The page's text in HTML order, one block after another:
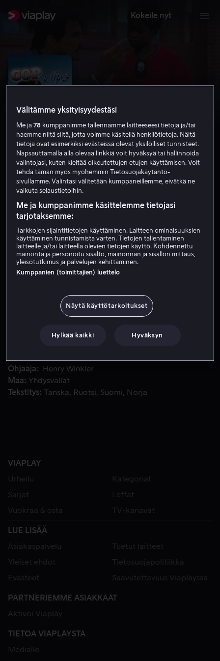
Kokeile nyt
Cop and a Half
4.2 Komedia
K-12
HD
Vuokraa 3,99 €
Osta 8,99 €
Kun 8-vuotias poika todistaa murhan, kovaluinen etsivä
Kun 8-vuotias poika todistaa murhan, kovaluinen etsivä
saa tuoppia juuri ja juuri pidemmän apurin.
Ohjaaja
Henry Winkler
Maa
Yhdysvallat
Tekstitys
Tanska Ruotsi Suomi Norja
VIAPLAY
Urheilu
Kategoriat
Sarjat
Leffat
Vuokraa & osta
TV-kanavat
LUE LISÄÄ
Asiakaspalvelu
Tuetut laitteet
Yleiset ehdot
Tietosuojapolitiikka
Evästeet
Saavutettavuus Viaplayssa
PARTNERIEMME ASIAKKAAT
Aktivoi Viaplay
TIETOA VIAPLAYSTA
Medialle
Välitämme yksityisyydestäsi
Me ja78 kumppanimme tallennamme laitteeseesi tietoja ja/tai
haemme niitä siitä, jotta voimme käsitellä henkilötietoja. Näitä
tietoja ovat esimerkiksi evästeissä olevat yksilölliset tunnisteet.
Napsauttamalla alla olevaa linkkiä voit hyväksyä tai hallinnoida
valintojasi, kuten kieltää oikeutettujen etujen käyttämisen. Voit
tehdä tämän myös myöhemmin Tietosuojakäytäntö-
sivullamme. Valintasi välitetään kumppaneillemme, eivätkä ne
vaikuta selaustietoihin.
Me ja kumppanimme käsittelemme tietojasi
tarjotaksemme:
Tarkkojen sijaintitietojen käyttäminen. Laitteen ominaisuuksien
käyttäminen tunnistamista varten. Tietojen tallentaminen
laitteelle ja/tai laitteella olevien tietojen käyttö. Kohdennettu
mainonta ja personoitu sisältö, mainonnan ja sisällön mittaus,
yleisötutkimus ja palvelujen kehittäminen.
Kumppanien (toimittajien) luettelo
Näytä käyttötarkoitukset
Hylkää kaikki Hyväksyn